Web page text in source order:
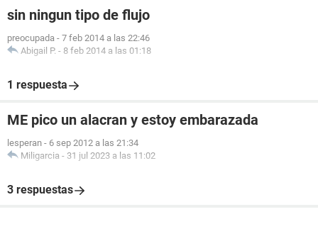
sin ningun tipo de flujo
preocupada - 7 feb 2014 a las 22:46
Abigail P. - 8 feb 2014 a las 01:18
1 respuesta
ME pico un alacran y estoy embarazada
lesperan - 6 sep 2012 a las 21:34
Miligarcia - 31 jul 2023 a las 11:02
3 respuestas